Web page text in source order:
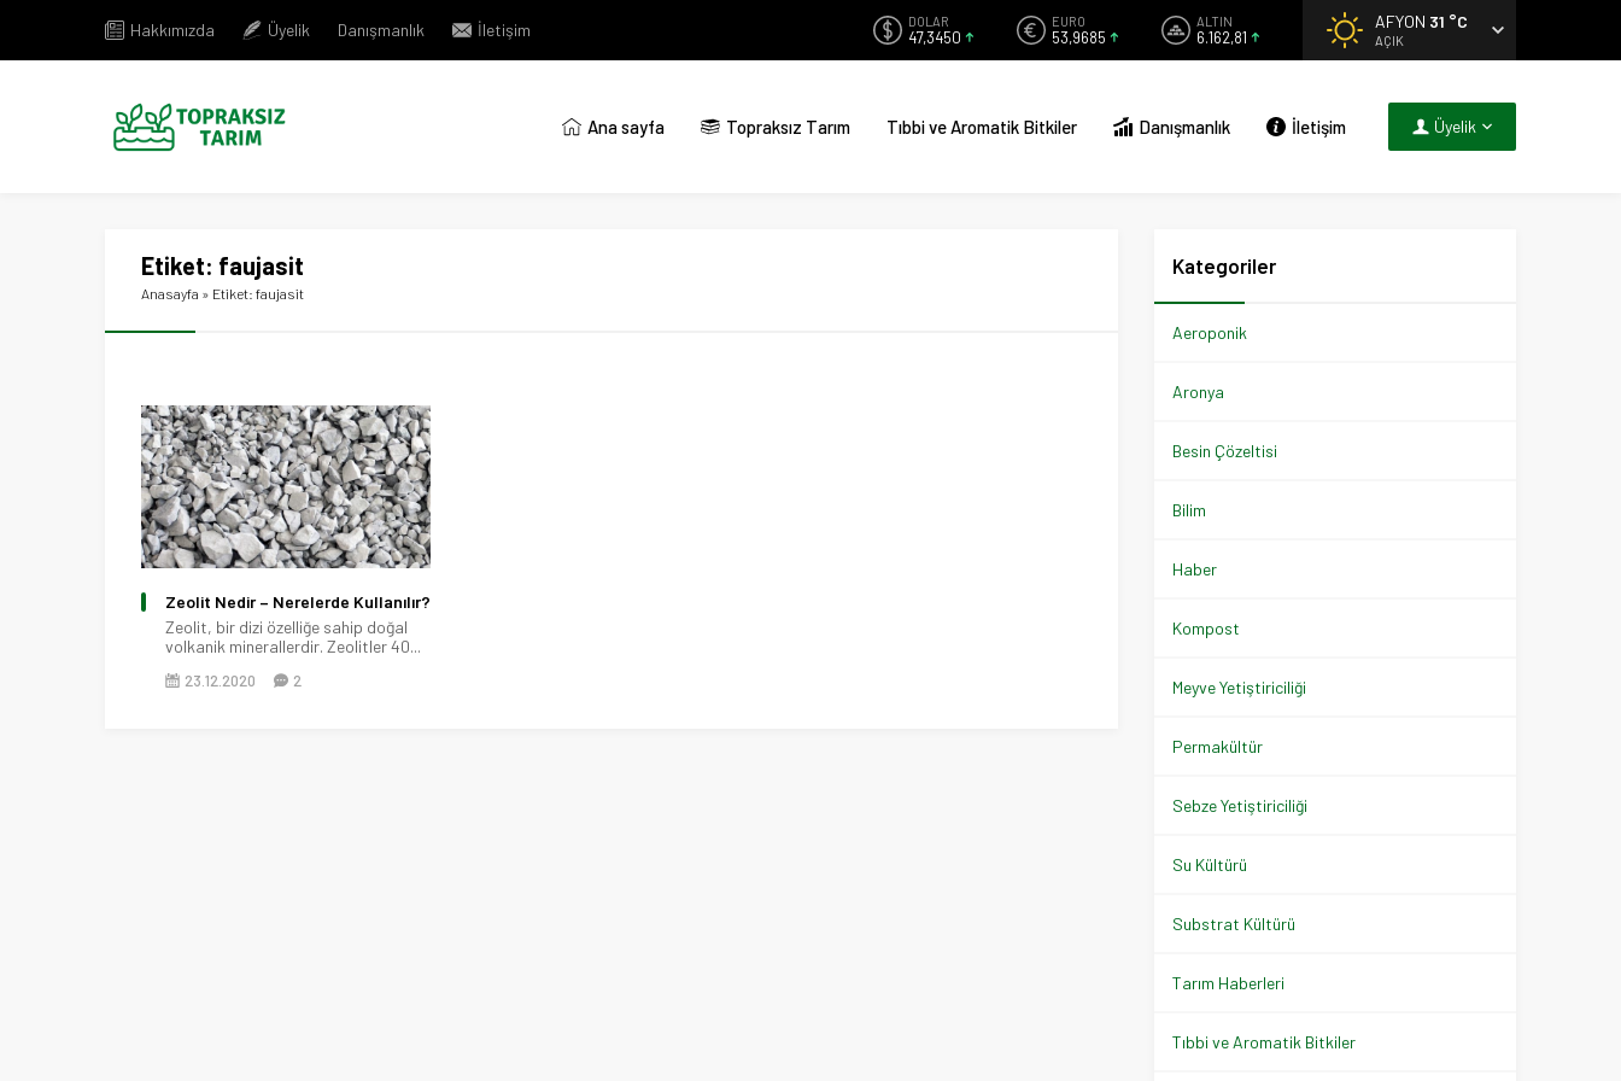
Hakkımızda Üyelik Danışmanlık İletişim DOLAR
47,3450
EURO
53,9685
ALTIN
6.162,81
AFYON 31 °C
AÇIK
Ana sayfa Topraksız Tarım Tıbbi ve Aromatik Bitkiler Danışmanlık İletişim Üyelik
Etiket: faujasit
Anasayfa » Etiket: faujasit
Zeolit Nedir – Nerelerde Kullanılır?
Zeolit, bir dizi özelliğe sahip doğal
volkanik minerallerdir. Zeolitler 40...
23.12.2020 2
Kategoriler
Aeroponik
Aronya
Besin Çözeltisi
Bilim
Haber
Kompost
Meyve Yetiştiriciliği
Permakültür
Sebze Yetiştiriciliği
Su Kültürü
Substrat Kültürü
Tarım Haberleri
Tıbbi ve Aromatik Bitkiler